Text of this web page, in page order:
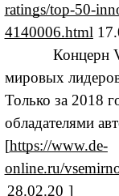
ratings/top-50-
4140006.html
Концерн
мировых
Только за 2018
обладателями
[https://www.de-
online.ru/
28.02.20 ]